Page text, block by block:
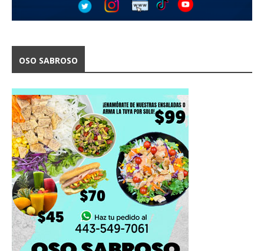
OSO SABROSO